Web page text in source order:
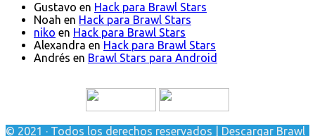
Gustavo en Hack para Brawl Stars
Noah en Hack para Brawl Stars
niko en Hack para Brawl Stars
Alexandra en Hack para Brawl Stars
Andrés en Brawl Stars para Android
© 2021 · Todos los derechos reservados | Descargar Brawl